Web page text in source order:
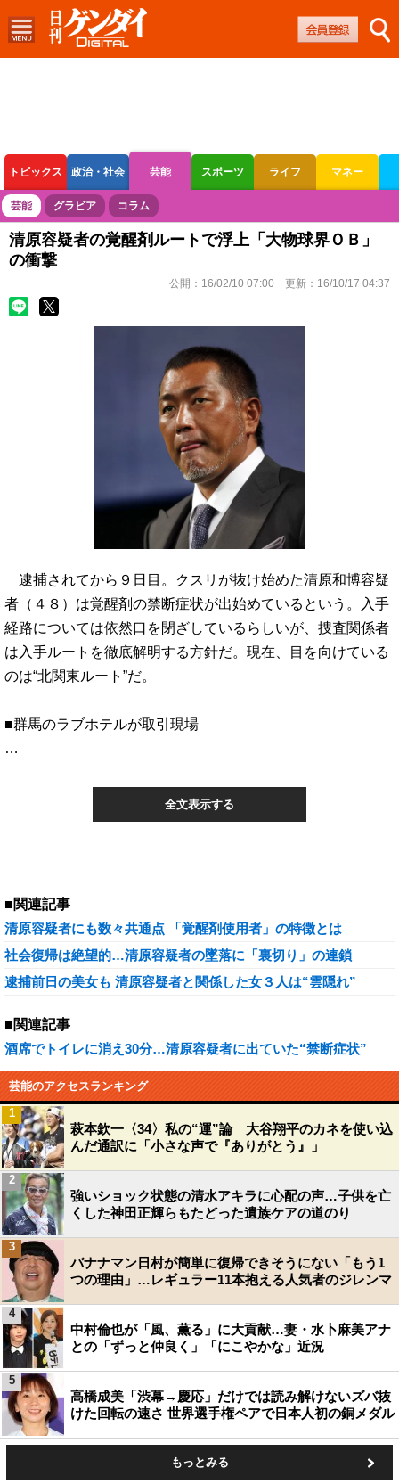
トピックス 政治・社会 芸能 スポーツ ライフ マネー
ボートレース 競輪 オートレース
芸能 グラビア コラム
清原容疑者の覚醒剤ルートで浮上「大物球界ＯＢ」
の衝撃
公開： 16/02/10 07:00 更新： 16/10/17 04:37
逮捕されてから９日目。クスリが抜け始めた清原和博容疑
者（４８）は覚醒剤の禁断症状が出始めているという。入手
経路については依然口を閉ざしているらしいが、捜査関係者
は入手ルートを徹底解明する方針だ。現在、目を向けている
のは“北関東ルート”だ。
■群馬のラブホテルが取引現場
…
全文表示する
■関連記事
清原容疑者にも数々共通点 「覚醒剤使用者」の特徴とは
社会復帰は絶望的…清原容疑者の墜落に「裏切り」の連鎖
逮捕前日の美女も 清原容疑者と関係した女３人は“雲隠れ”
■関連記事
酒席でトイレに消え30分…清原容疑者に出ていた“禁断症状”
芸能のアクセスランキング
萩本欽一〈34〉私の“運”論 大谷翔平のカネを使い込
んだ通訳に「小さな声で『ありがとう』」
1
強いショック状態の清水アキラに心配の声…子供を亡
くした神田正輝らもたどった遺族ケアの道のり
2
バナナマン日村が簡単に復帰できそうにない「もう1
つの理由」…レギュラー11本抱える人気者のジレンマ
3
中村倫也が「風、薫る」に大貢献…妻・水卜麻美アナ
との「ずっと仲良く」「にこやかな」近況
4
高橋成美「渋幕→慶応」だけでは読み解けないズバ抜
けた回転の速さ 世界選手権ペアで日本人初の銅メダル
5
もっとみる